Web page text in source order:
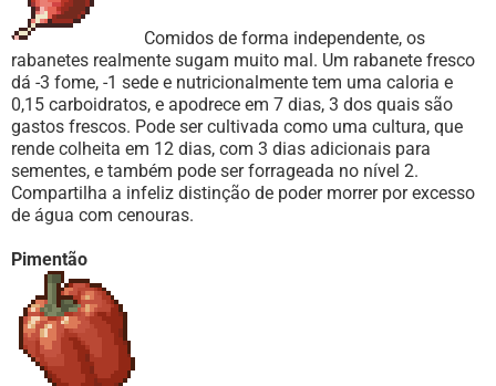
Comidos de forma independente, os
rabanetes realmente sugam muito mal. Um rabanete fresco
dá -3 fome, -1 sede e nutricionalmente tem uma caloria e
0,15 carboidratos, e apodrece em 7 dias, 3 dos quais são
gastos frescos. Pode ser cultivada como uma cultura, que
rende colheita em 12 dias, com 3 dias adicionais para
sementes, e também pode ser forrageada no nível 2.
Compartilha a infeliz distinção de poder morrer por excesso
de água com cenouras.
Pimentão